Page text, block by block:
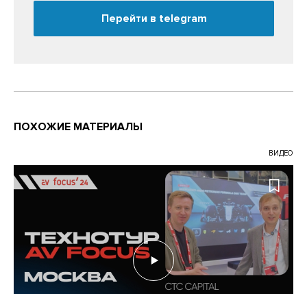
Перейти в telegram
ПОХОЖИЕ МАТЕРИАЛЫ
ВИДЕО